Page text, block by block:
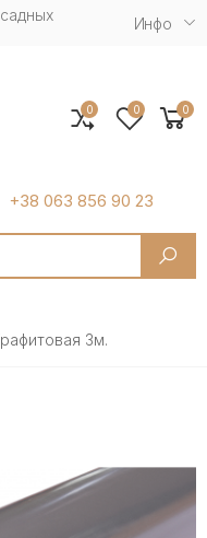
Инфо
+38 063 856 90 23
0 0 0
3м.